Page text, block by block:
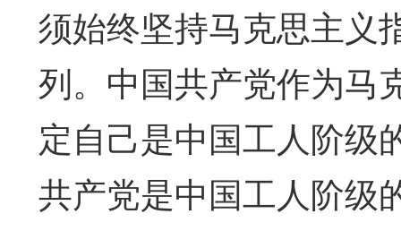
须始终坚持马克思主义
列。中国共产党作为马
定自己是中国工人阶级
共产党是中国工人阶级